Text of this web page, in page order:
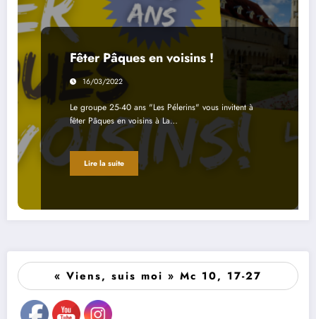
Fêter Pâques en voisins !
16/03/2022
Le groupe 25-40 ans "Les Pélerins" vous invitent à
fêter Pâques en voisins à La…
Lire la suite
« Viens, suis moi » Mc 10, 17-27